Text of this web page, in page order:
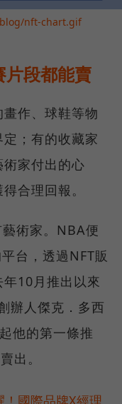
nft-chart.gif
段都能賣
作、球鞋等物
；有的收藏家
家付出的心
合理回報。
術家。NBA便
台，透過NFT販
10月推出以來
辦人傑克．多西
他的第一條推
出。